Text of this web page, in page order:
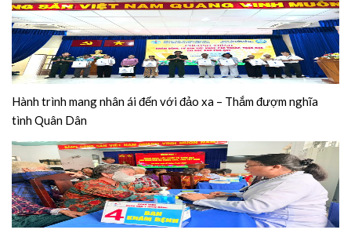
Hành trình mang nhân ái đến với đảo xa – Thắm đượm nghĩa
tình Quân Dân